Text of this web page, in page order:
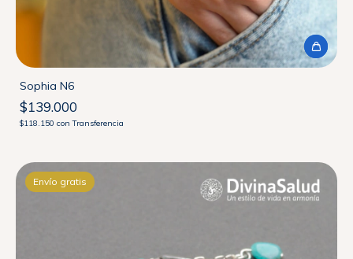
Sophia N6
$139.000
$118.150 con Transferencia
Envío gratis